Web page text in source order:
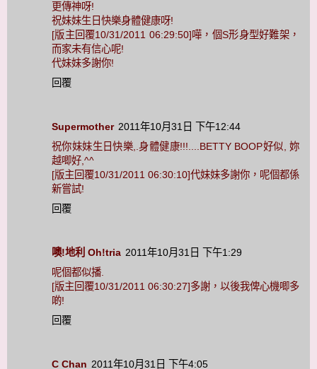
更傳神呀!
祝妹妹生日快樂身體健康呀!
[版主回覆10/31/2011 06:29:50]嘩，個S形身型好難架，
而家未有信心呢!
代妹妹多謝你!
回覆
Supermother 2011年10月31日 下午12:44
祝你妹妹生日快樂,.身體健康!!!....BETTY BOOP好似, 妳
越唧好,^^
[版主回覆10/31/2011 06:30:10]代妹妹多謝你，呢個都係
新嘗試!
回覆
噢!地利 Oh!tria 2011年10月31日 下午1:29
呢個都似播.
[版主回覆10/31/2011 06:30:27]多謝，以後我俾心機唧多
啲!
回覆
C Chan 2011年10月31日 下午4:05